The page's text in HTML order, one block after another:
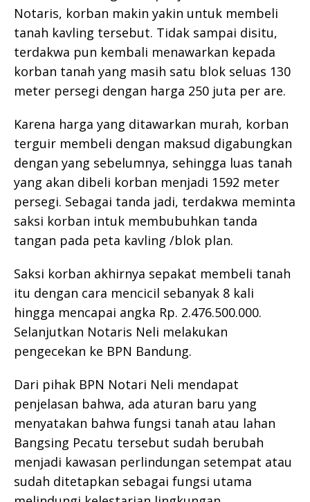
Notaris, korban makin yakin untuk membeli
tanah kavling tersebut. Tidak sampai disitu,
terdakwa pun kembali menawarkan kepada
korban tanah yang masih satu blok seluas 130
meter persegi dengan harga 250 juta per are.
Karena harga yang ditawarkan murah, korban
terguir membeli dengan maksud digabungkan
dengan yang sebelumnya, sehingga luas tanah
yang akan dibeli korban menjadi 1592 meter
persegi. Sebagai tanda jadi, terdakwa meminta
saksi korban intuk membubuhkan tanda
tangan pada peta kavling /blok plan.
Saksi korban akhirnya sepakat membeli tanah
itu dengan cara mencicil sebanyak 8 kali
hingga mencapai angka Rp. 2.476.500.000.
Selanjutkan Notaris Neli melakukan
pengecekan ke BPN Bandung.
Dari pihak BPN Notari Neli mendapat
penjelasan bahwa, ada aturan baru yang
menyatakan bahwa fungsi tanah atau lahan
Bangsing Pecatu tersebut sudah berubah
menjadi kawasan perlindungan setempat atau
sudah ditetapkan sebagai fungsi utama